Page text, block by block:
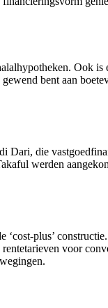
Ook
bent aan
Dari, die
werden
plus’
voor